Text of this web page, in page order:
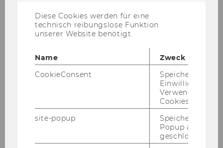
Dezember 2017
Jänner 2018
März 2018
Diese Cookies werden für eine
technisch reibungslose Funktion
unserer Website benötigt.
Name
Zweck
CookieConsent
Speichert Ihre
Einwilligung zur
Verwendung von
Cookies.
site-popup
Speichert ob ein
Popup
geschlossen